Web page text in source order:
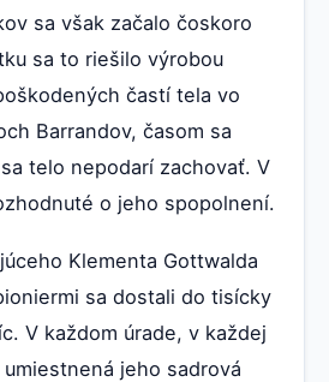
sa však začalo čoskoro
sa to riešilo výrobou
častí tela vo
Barrandov, časom sa
telo nepodarí zachovať. V
o jeho spopolnení.
Klementa Gottwalda
sa dostali do tisícky
V každom úrade, v každej
jeho sadrová